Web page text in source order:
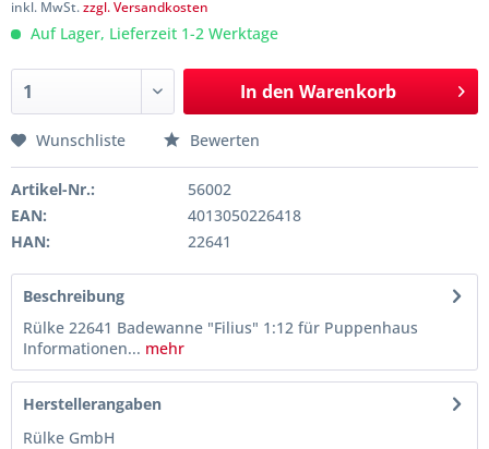
inkl. MwSt.zzgl. Versandkosten
Auf Lager, Lieferzeit 1-2 Werktage
In den Warenkorb
Wunschliste Bewerten
Artikel-Nr.:
56002
EAN:
4013050226418
HAN:
22641
Beschreibung
Rülke 22641 Badewanne "Filius" 1:12 für Puppenhaus
Informationen... mehr
Herstellerangaben
Rülke GmbH